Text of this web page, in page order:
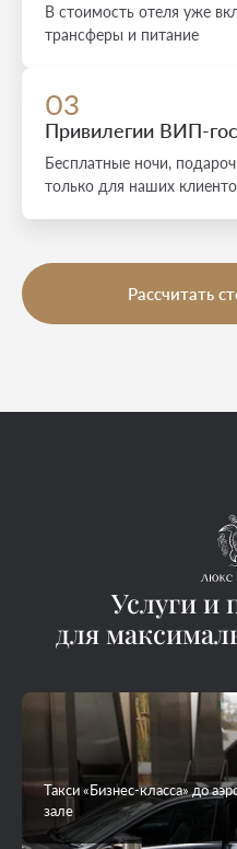
В стоимость отеля уже
трансферы и питание
03
Привилегии ВИП-
Бесплатные ночи,
только для наших
Рассчитать
Услуги и
для
Такси «Бизнес-класса» до
зале